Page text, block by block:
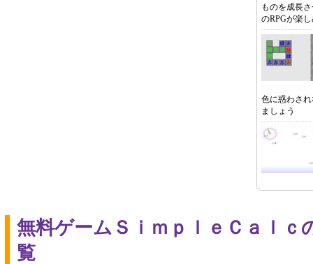
ものを成長
のRPGが楽
色に惑わさ
ましょう
無料ゲームＳｉｍｐｌｅＣａｌｃ
覧